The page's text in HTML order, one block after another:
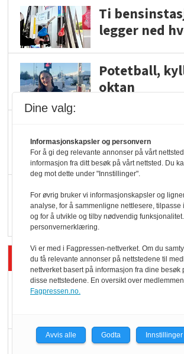
Ti
legger ned
Potetball,
oktan
endring:
Vokser med
i dagligvare
Siste artikler - Butikk i praksis
Slik
Dine valg:
Informasjonskapsler og personvern
For å gi deg relevante annonser på vårt
informasjon fra ditt besøk på vårt nettsted. Du
deg mot dette under "Innstillinger".
For øvrig bruker vi informasjonskapsler og
analyse, for å sammenligne nettlesere, tilpasse
og for å utvikle og tilby nødvendig
personvernerklæring.
Vi er med i Fagpressen-nettverket. Om du
du få relevante annonser på nettstedene til
nettverket basert på informasjon fra dine besøk
disse nettstedene. En oversikt over
Fagpressen.no.
Avvis alle Godta Innstillinger